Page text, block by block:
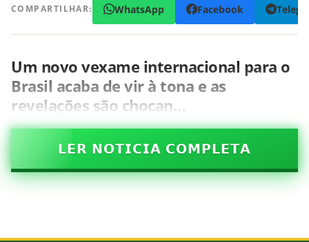
COMPARTILHAR: WhatsApp Facebook
Um novo vexame internacional para o
Brasil acaba de vir à tona e as
revelações são chocan…
𝗟𝗘𝗥 𝗡𝗢𝗧𝗜𝗖𝗜𝗔 𝗖𝗢𝗠𝗣𝗟𝗘𝗧𝗔